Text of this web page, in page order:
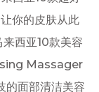
你的皮肤从此
西亚10款美容
Massager
的面部清洁美容